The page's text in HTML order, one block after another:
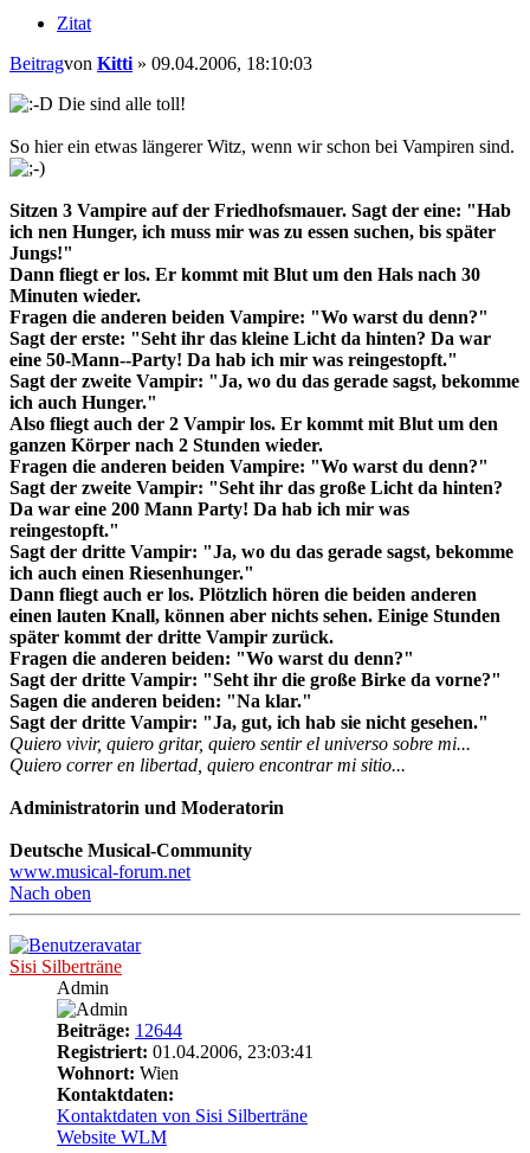
Zitat
Beitragvon Kitti » 09.04.2006, 18:10:03
Die sind alle toll!
So hier ein etwas längerer Witz, wenn wir schon bei Vampiren sind.
Sitzen 3 Vampire auf der Friedhofsmauer. Sagt der eine: "Hab
ich nen Hunger, ich muss mir was zu essen suchen, bis später
Jungs!"
Dann fliegt er los. Er kommt mit Blut um den Hals nach 30
Minuten wieder.
Fragen die anderen beiden Vampire: "Wo warst du denn?"
Sagt der erste: "Seht ihr das kleine Licht da hinten? Da war
eine 50-Mann--Party! Da hab ich mir was reingestopft."
Sagt der zweite Vampir: "Ja, wo du das gerade sagst, bekomme
ich auch Hunger."
Also fliegt auch der 2 Vampir los. Er kommt mit Blut um den
ganzen Körper nach 2 Stunden wieder.
Fragen die anderen beiden Vampire: "Wo warst du denn?"
Sagt der zweite Vampir: "Seht ihr das große Licht da hinten?
Da war eine 200 Mann Party! Da hab ich mir was
reingestopft."
Sagt der dritte Vampir: "Ja, wo du das gerade sagst, bekomme
ich auch einen Riesenhunger."
Dann fliegt auch er los. Plötzlich hören die beiden anderen
einen lauten Knall, können aber nichts sehen. Einige Stunden
später kommt der dritte Vampir zurück.
Fragen die anderen beiden: "Wo warst du denn?"
Sagt der dritte Vampir: "Seht ihr die große Birke da vorne?"
Sagen die anderen beiden: "Na klar."
Sagt der dritte Vampir: "Ja, gut, ich hab sie nicht gesehen."
Quiero vivir, quiero gritar, quiero sentir el universo sobre mi...
Quiero correr en libertad, quiero encontrar mi sitio...
Administratorin und Moderatorin
Deutsche Musical-Community
www.musical-forum.net
Nach oben
Sisi Silberträne
Admin
Beiträge: 12644
Registriert: 01.04.2006, 23:03:41
Wohnort: Wien
Kontaktdaten:
Kontaktdaten von Sisi Silberträne
Website WLM